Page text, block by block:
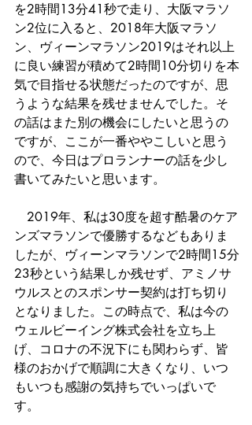
を2時間13分41秒で走り、大阪マラソ
ン2位に入ると、2018年大阪マラソ
ン、ヴィーンマラソン2019はそれ以上
に良い練習が積めて2時間10分切りを本
気で目指せる状態だったのですが、思
うような結果を残せませんでした。そ
の話はまた別の機会にしたいと思うの
ですが、ここが一番ややこしいと思う
ので、今日はプロランナーの話を少し
書いてみたいと思います。
2019年、私は30度を超す酷暑のケア
ンズマラソンで優勝するなどもありま
したが、ヴィーンマラソンで2時間15分
23秒という結果しか残せず、アミノサ
ウルスとのスポンサー契約は打ち切り
となりました。この時点で、私は今の
ウェルビーイング株式会社を立ち上
げ、コロナの不況下にも関わらず、皆
様のおかげで順調に大きくなり、いつ
もいつも感謝の気持ちでいっぱいで
す。